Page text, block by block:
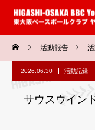
活動報告
2026.06.30 活動記録
サウスウイン